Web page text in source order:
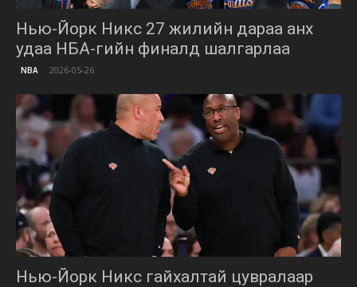
Нью-Йорк Никс 27 жилийн дараа анх
удаа НБА-гийн финалд шалгарлаа
NBA 2026-05-26
Нью-Йорк Никс гайхалтай цувралаар